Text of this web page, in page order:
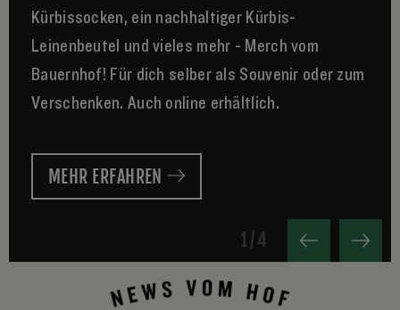
Kürbissocken, ein nachhaltiger Kürbis-
Leinenbeutel und vieles mehr - Merch vom
Bauernhof! Für dich selber als Souvenir oder zum
Verschenken. Auch online erhältlich.
MEHR ERFAHREN
1/4